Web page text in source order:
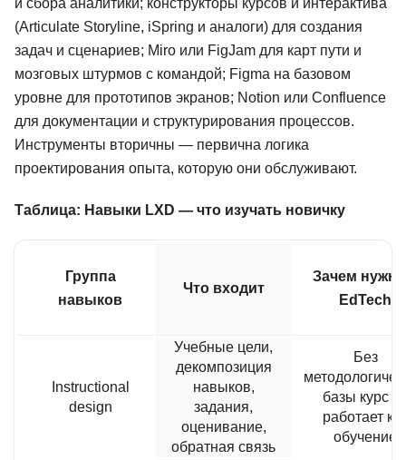
(Articulate Storyline, iSpring и аналоги) для создания
задач и сценариев; Miro или FigJam для карт пути и
мозговых штурмов с командой; Figma на базовом
уровне для прототипов экранов; Notion или Confluence
для документации и структурирования процессов.
Инструменты вторичны — первична логика
проектирования опыта, которую они обслуживают.
Таблица: Навыки LXD — что изучать новичку
Группа
навыков
Что входит
Зачем
EdTech
Instructional
design
Учебные цели,
декомпозиция
навыков,
задания,
оценивание,
обратная связь
Без
базы курс
работает
обучение